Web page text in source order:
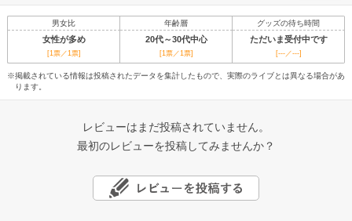
男女比 年齢層 グッズの待ち時間
女性が多め 20代～30代中心 ただいま受付中です
[1票／1票] [1票／1票] [---／---]
※掲載されている情報は投稿されたデータを集計したもので、実際のライブとは異なる場合があ
ります。
レビューはまだ投稿されていません。
最初のレビューを投稿してみませんか？